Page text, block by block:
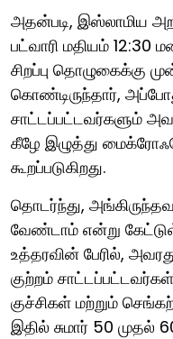
அதன்படி, இஸ்லாமிய
பட்வாரி மதியம்
சிறப்பு தொழுகைக்கு
கொண்டிருந்தார்,
சாட்டப்பட்டவர்களும்
கீழே இழுத்து
கூறப்படுகிறது.
தொடர்ந்து,
வேண்டாம் என்று
உத்தரவின் பேரில்,
குற்றம் சாட்டப்பட்டவர்கள்
குச்சிகள் மற்றும்
இதில் சுமார் 50 முதல்